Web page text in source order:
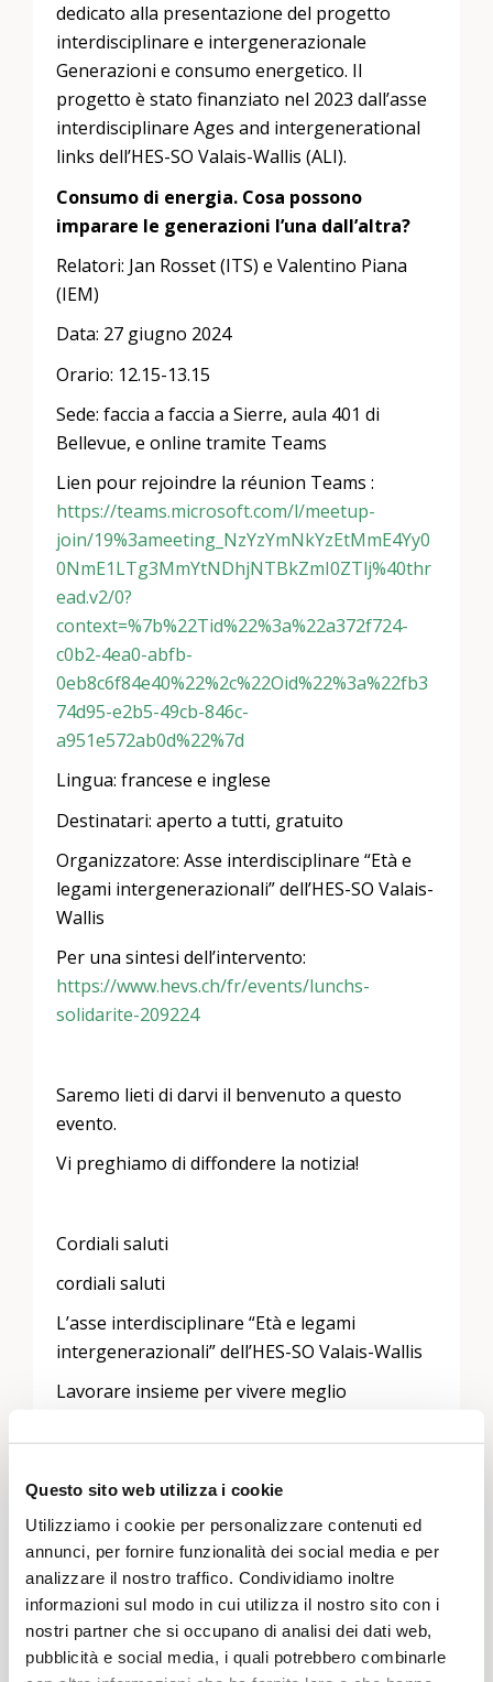
Questo sito web utilizza i cookie
Utilizziamo i cookie per personalizzare contenuti ed
annunci, per fornire funzionalità dei social media e per
analizzare il nostro traffico. Condividiamo inoltre
informazioni sul modo in cui utilizza il nostro sito con i
nostri partner che si occupano di analisi dei dati web,
pubblicità e social media, i quali potrebbero combinarle
dedicato alla presentazione del progetto
interdisciplinare e intergenerazionale
Generazioni e consumo energetico. Il
progetto è stato finanziato nel 2023 dall’asse
interdisciplinare Ages and intergenerational
links dell’HES-SO Valais-Wallis (ALI).
Consumo di energia. Cosa possono
imparare le generazioni l’una dall’altra?
Relatori: Jan Rosset (ITS) e Valentino Piana
(IEM)
Data: 27 giugno 2024
Orario: 12.15-13.15
Sede: faccia a faccia a Sierre, aula 401 di
Bellevue, e online tramite Teams
Lien pour rejoindre la réunion Teams :
https://teams.microsoft.com/l/meetup-
join/19%3ameeting_NzYzYmNkYzEtMmE4Yy0
0NmE1LTg3MmYtNDhjNTBkZmI0ZTlj%40thr
ead.v2/0?
context=%7b%22Tid%22%3a%22a372f724-
c0b2-4ea0-abfb-
0eb8c6f84e40%22%2c%22Oid%22%3a%22fb3
74d95-e2b5-49cb-846c-
a951e572ab0d%22%7d
Lingua: francese e inglese
Destinatari: aperto a tutti, gratuito
Organizzatore: Asse interdisciplinare “Età e
legami intergenerazionali” dell’HES-SO Valais-
Wallis
Per una sintesi dell’intervento:
https://www.hevs.ch/fr/events/lunchs-
solidarite-209224
Saremo lieti di darvi il benvenuto a questo
evento.
Vi preghiamo di diffondere la notizia!
Cordiali saluti
cordiali saluti
L’asse interdisciplinare “Età e legami
intergenerazionali” dell’HES-SO Valais-Wallis
Lavorare insieme per vivere meglio
Präsentation des interdisziplinären und
intergenerationellen Projekts Générations et
consommation d’énergie. Es wurde 2023 vom
Forschungsschwerpunkt “Alter und
generationenübergreifende Beziehungen”